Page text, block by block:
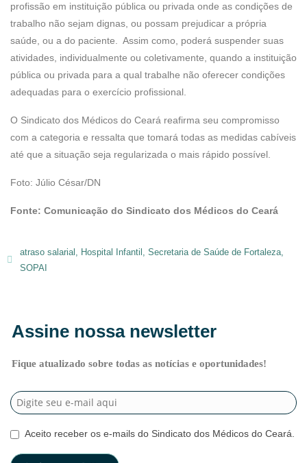
profissão em instituição pública ou privada onde as condições de
trabalho não sejam dignas, ou possam prejudicar a própria
saúde, ou a do paciente. Assim como, poderá suspender suas
atividades, individualmente ou coletivamente, quando a instituição
pública ou privada para a qual trabalhe não oferecer condições
adequadas para o exercício profissional.
O Sindicato dos Médicos do Ceará reafirma seu compromisso
com a categoria e ressalta que tomará todas as medidas cabíveis
até que a situação seja regularizada o mais rápido possível.
Foto: Júlio César/DN
Fonte: Comunicação do Sindicato dos Médicos do Ceará
atraso salarial , Hospital Infantil , Secretaria de Saúde de Fortaleza,
SOPAI
Assine nossa newsletter
Fique atualizado sobre todas as notícias e oportunidades!
Aceito receber os e-mails do Sindicato dos Médicos do Ceará.